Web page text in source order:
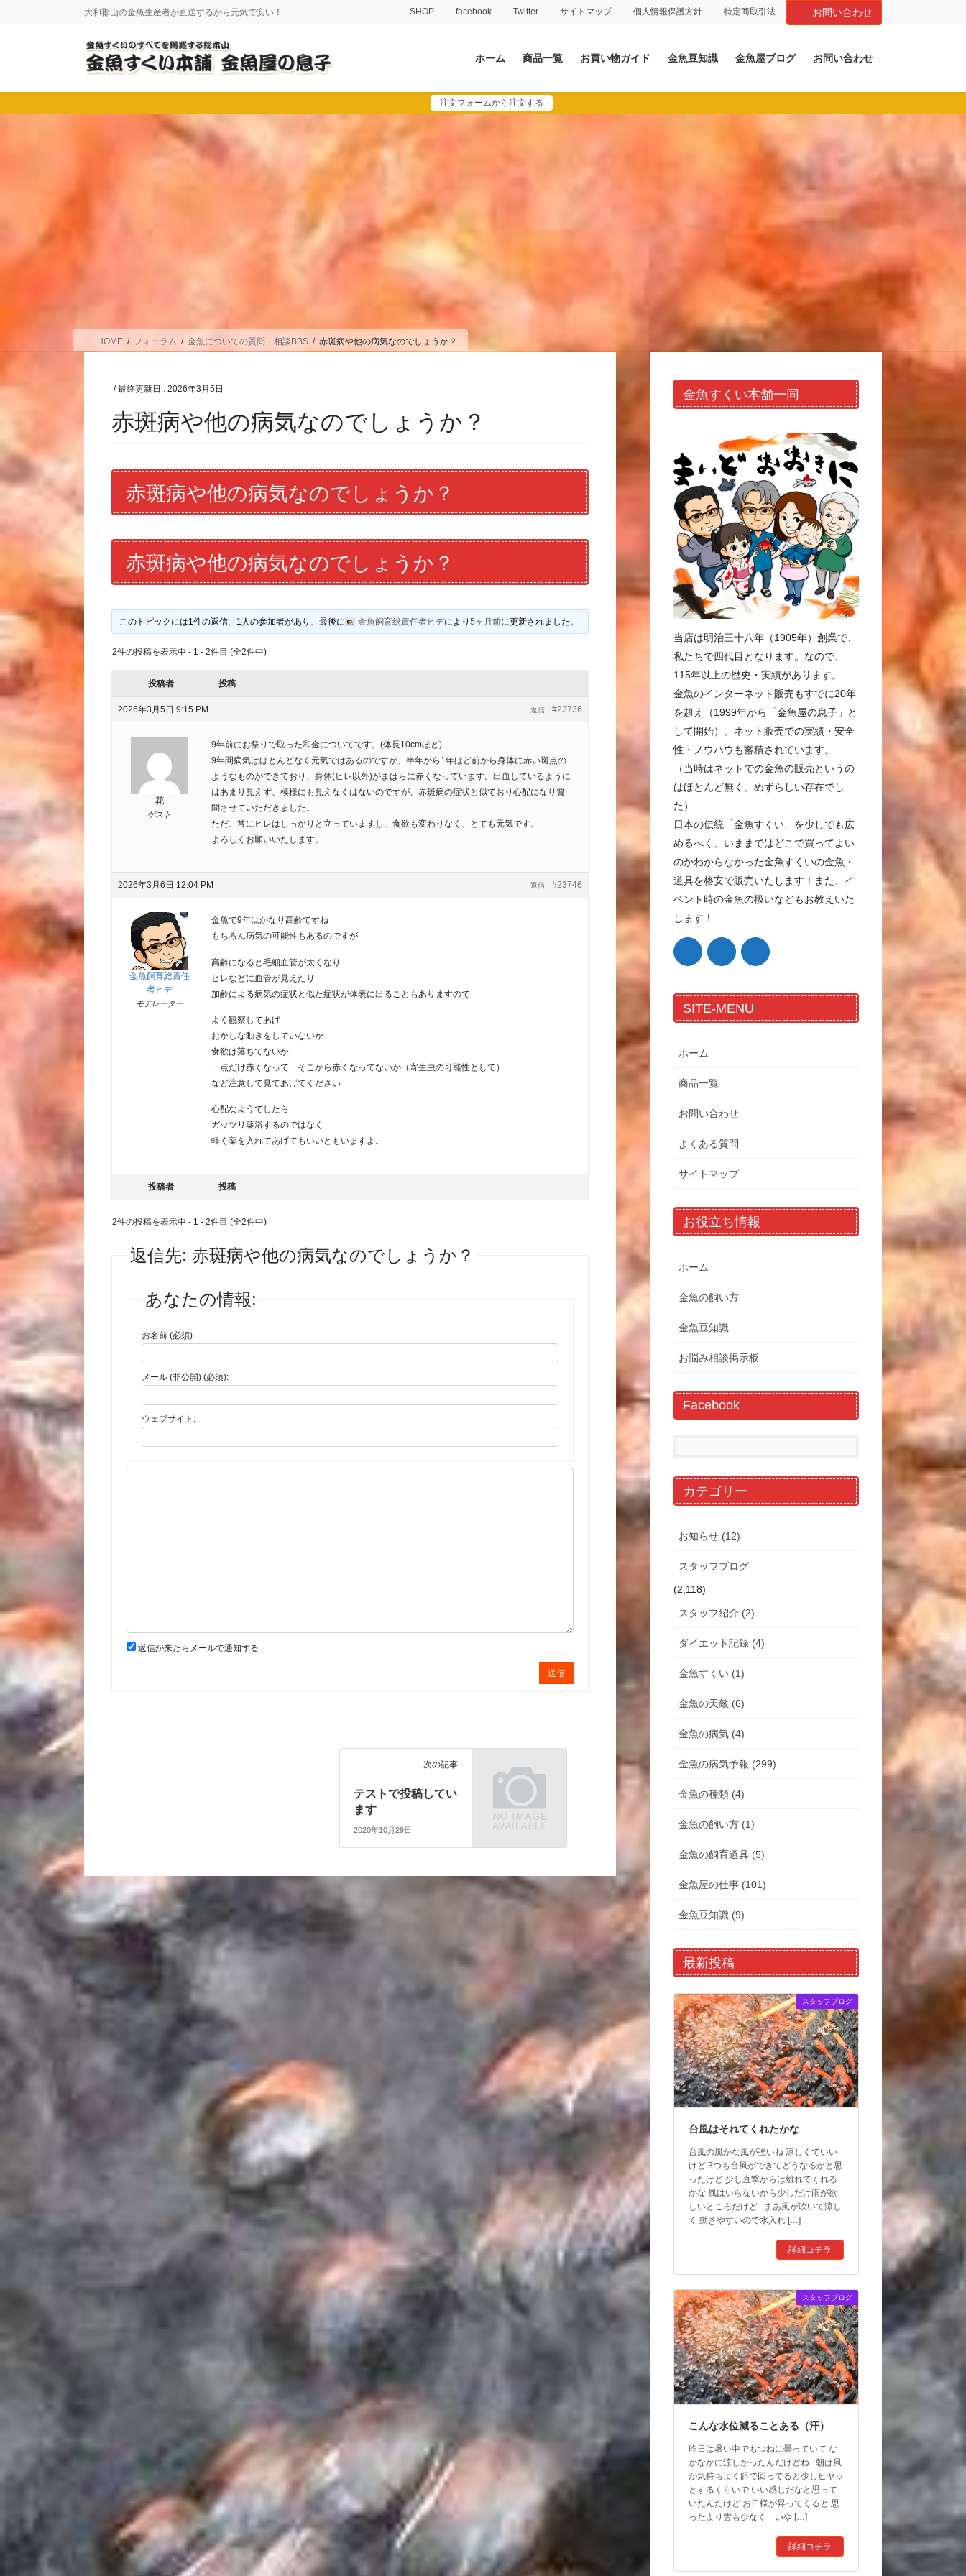
に
移
ョ
ン
大和郡山の金魚生産者が直送するから元気で安い！ SHOP facebook Twitter サイトマップ 個人情報保護方針 特定商取引法 お問い合わせ
ホーム 商品一覧 お買い物ガイド 金魚豆知識 金魚屋ブログ お問い合わせ
注文フォームから注文する
HOME フォーラム 金魚についての質問・相談BBS 赤斑病や他の病気なのでしょうか？
/ 最終更新日 :2026年3月5日
赤斑病や他の病気なのでしょうか？
赤斑病や他の病気なのでしょうか？
赤斑病や他の病気なのでしょうか？
このトピックには1件の返信、1人の参加者があり、最後に 金魚飼育総責任者ヒデにより 5ヶ月前に更新されました。
2件の投稿を表示中 - 1 - 2件目 (全2件中)
投稿者 投稿
2026年3月5日 9:15 PM #23736
返信
花
ゲスト
9年前にお祭りで取った和金についてです。(体長10cmほど)
9年間病気はほとんどなく元気ではあるのですが、半年から1年ほど前から身体に赤い斑点の
ようなものができており、身体(ヒレ以外)がまばらに赤くなっています。出血しているように
はあまり見えず、模様にも見えなくはないのですが、赤斑病の症状と似ており心配になり質
問させていただきました。
ただ、常にヒレはしっかりと立っていますし、食欲も変わりなく、とても元気です。
よろしくお願いいたします。
2026年3月6日 12:04 PM #23746
返信
金魚飼育総責任
者ヒデ
モデレーター
金魚で9年はかなり高齢ですね
もちろん病気の可能性もあるのですが
高齢になると毛細血管が太くなり
ヒレなどに血管が見えたり
加齢による病気の症状と似た症状が体表に出ることもありますので
よく観察してあげ
おかしな動きをしていないか
食欲は落ちてないか
一点だけ赤くなって そこから赤くなってないか（寄生虫の可能性として）
など注意して見てあげてください
心配なようでしたら
ガッツリ薬浴するのではなく
軽く薬を入れてあげてもいいともいますよ。
投稿者 投稿
2件の投稿を表示中 - 1 - 2件目 (全2件中)
返信先: 赤斑病や他の病気なのでしょうか？
あなたの情報:
お名前 (必須)
メール (非公開) (必須):
ウェブサイト:
返信が来たらメールで通知する
送信
次の記事
テストで投稿してい
ます
2020年10月29日
金魚すくい本舗一同
当店は明治三十八年（1905年）創業で、
私たちで四代目となります。なので、
115年以上の歴史・実績があります。
金魚のインターネット販売もすでに20年
を超え（1999年から「金魚屋の息子」と
して開始）、ネット販売での実績・安全
性・ノウハウも蓄積されています。
（当時はネットでの金魚の販売というの
はほとんど無く、めずらしい存在でし
た）
日本の伝統「金魚すくい」を少しでも広
めるべく、いままではどこで買ってよい
のかわからなかった金魚すくいの金魚・
道具を格安で販売いたします！また、イ
ベント時の金魚の扱いなどもお教えいた
します！
SITE-MENU
ホーム
商品一覧
お問い合わせ
よくある質問
サイトマップ
お役立ち情報
ホーム
金魚の飼い方
金魚豆知識
お悩み相談掲示板
Facebook
カテゴリー
お知らせ (12)
スタッフブログ
(2,118)
スタッフ紹介 (2)
ダイエット記録 (4)
金魚すくい (1)
金魚の天敵 (6)
金魚の病気 (4)
金魚の病気予報 (299)
金魚の種類 (4)
金魚の飼い方 (1)
金魚の飼育道具 (5)
金魚屋の仕事 (101)
金魚豆知識 (9)
最新投稿
スタッフブログ
台風はそれてくれたかな
台風の風かな風が強いね 涼しくていい
けど 3つも台風ができてどうなるかと思
ったけど 少し直撃からは離れてくれる
かな 風はいらないから少しだけ雨が欲
しいところだけど まあ風が吹いて涼し
く 動きやすいので水入れ […]
詳細コチラ
スタッフブログ
こんな水位減ることある（汗）
昨日は暑い中でもつねに曇っていて な
かなかに涼しかったんだけどね 朝は風
が気持ちよく餌で回ってると少しヒヤッ
とするくらいで いい感じだなと思って
いたんだけど お日様が昇ってくると 思
ったより雲も少なく いや […]
詳細コチラ